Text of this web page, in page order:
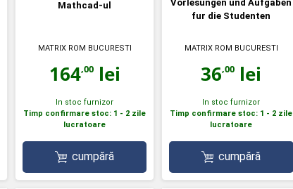
Mathcad-ul
MATRIX ROM BUCURESTI
164,00lei
In stoc furnizor
Timp confirmare stoc: 1 - 2 zile
lucratoare
cumpără
Vorlesungen und Aufgaben
fur die Studenten
MATRIX ROM BUCURESTI
36,00 lei
In stoc furnizor
Timp confirmare stoc: 1 - 2 zile
lucratoare
cumpără